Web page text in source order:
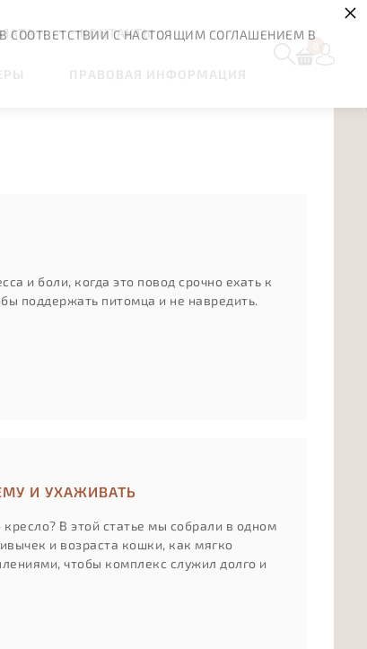
КОНТАКТЫ
ПРАВОВАЯ ИНФОРМАЦИЯ
и боли, когда это повод срочно ехать к
поддержать питомца и не навредить.
И УХАЖИВАТЬ
В этой статье мы собрали в одном
и возраста кошки, как мягко
чтобы комплекс служил долго и
СООТВЕТСТВИИ С НАСТОЯЩИМ СОГЛАШЕНИЕМ В
×